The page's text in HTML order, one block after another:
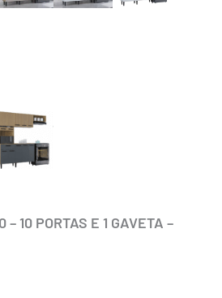
– 10 PORTAS E 1 GAVETA –